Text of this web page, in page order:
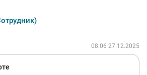
08:06 27.12.2025